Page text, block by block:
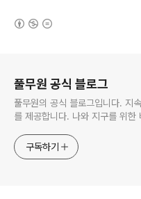
풀무원 공식 블로그
풀무원의 공식 블로그입니다. 지
를 제공합니다. 나와 지구를 위한
구독하기